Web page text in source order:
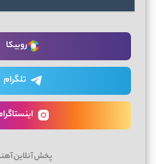
روبیکا
تلگرام
پخش آنلاین